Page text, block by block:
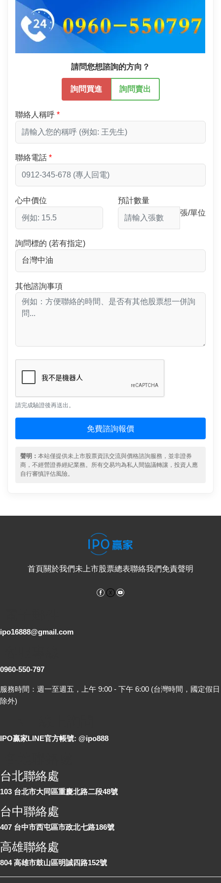
請問您想諮詢的方向？
詢問買進 詢問賣出
聯絡人稱呼
聯絡電話
心中價位
預計數量
張/單位
詢問標的 (若有指定)
其他諮詢事項
請完成驗證後再送出。
免費諮詢報價
聲明： 本站僅提供未上市股票資訊交流與價格諮詢服務，並非證券
商，不經營證券經紀業務。所有交易均為私人間協議轉讓，投資人應
自行審慎評估風險。
首頁關於我們未上市股票總表聯絡我們免責聲明
Facebook
ipo16888@gmail.com
0960-550-797
服務時間：週一至週五，上午 9:00 - 下午 6:00 (台灣時間，國定假日
除外)
IPO贏家LINE官方帳號: @ipo888
台北聯絡處
103 台北市大同區重慶北路二段48號
台中聯絡處
407 台中市西屯區市政北七路186號
高雄聯絡處
804 高雄市鼓山區明誠四路152號